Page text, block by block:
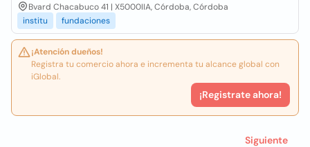
Bvard Chacabuco 41 | X5000IIA, Córdoba, Córdoba
institu
fundaciones
¡Atención dueños!
Registra tu comercio ahora e incrementa tu alcance global con
iGlobal.
¡Registrate ahora!
Siguiente